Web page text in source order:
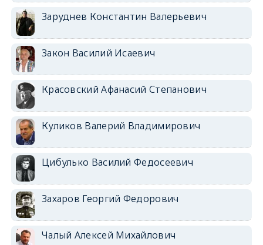
Заруднев Константин Валерьевич
Закон Василий Исаевич
Красовский Афанасий Степанович
Куликов Валерий Владимирович
Цибулько Василий Федосеевич
Захаров Георгий Федорович
Чалый Алексей Михайлович